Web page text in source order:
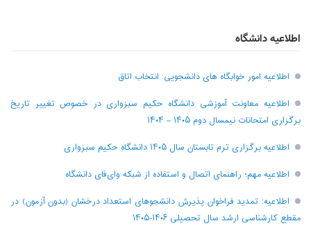
اطلاعیه دانشگاه
اطلاعیه امور خوابگاه های دانشجویی: انتخاب اتاق
اطلاعیه معاونت آموزشی دانشگاه حکیم سبزواری در خصوص تغییر تاریخ
برگزاری امتحانات نیمسال دوم ۱۴۰۵ – ۱۴۰۴
اطلاعیه برگزاری ترم تابستان سال ۱۴۰۵ دانشگاه حکیم سبزواری
اطلاعیه مهم؛ راهنمای اتصال و استفاده از شبکه وای‌فای دانشگاه
اطلاعیه: تمدید فراخوان پذیرش دانشجو‌های استعداد درخشان (بدون آزمون) در
مقطع کارشناسی ارشد سال تحصیلی ۱۴۰۶-۱۴۰۵